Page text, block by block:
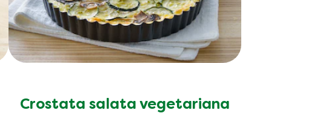
Crostata salata vegetariana